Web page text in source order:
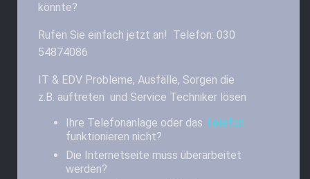
könnte?
Rufen Sie einfach jetzt an! Telefon: 030
54874086
IT & EDV Probleme, Ausfälle, Sorgen die
z.B. auftreten und Service Techniker lösen
Ihre Telefonanlage oder das Telefon
funktionieren nicht?
Die Internetseite muss überarbeitet
werden?